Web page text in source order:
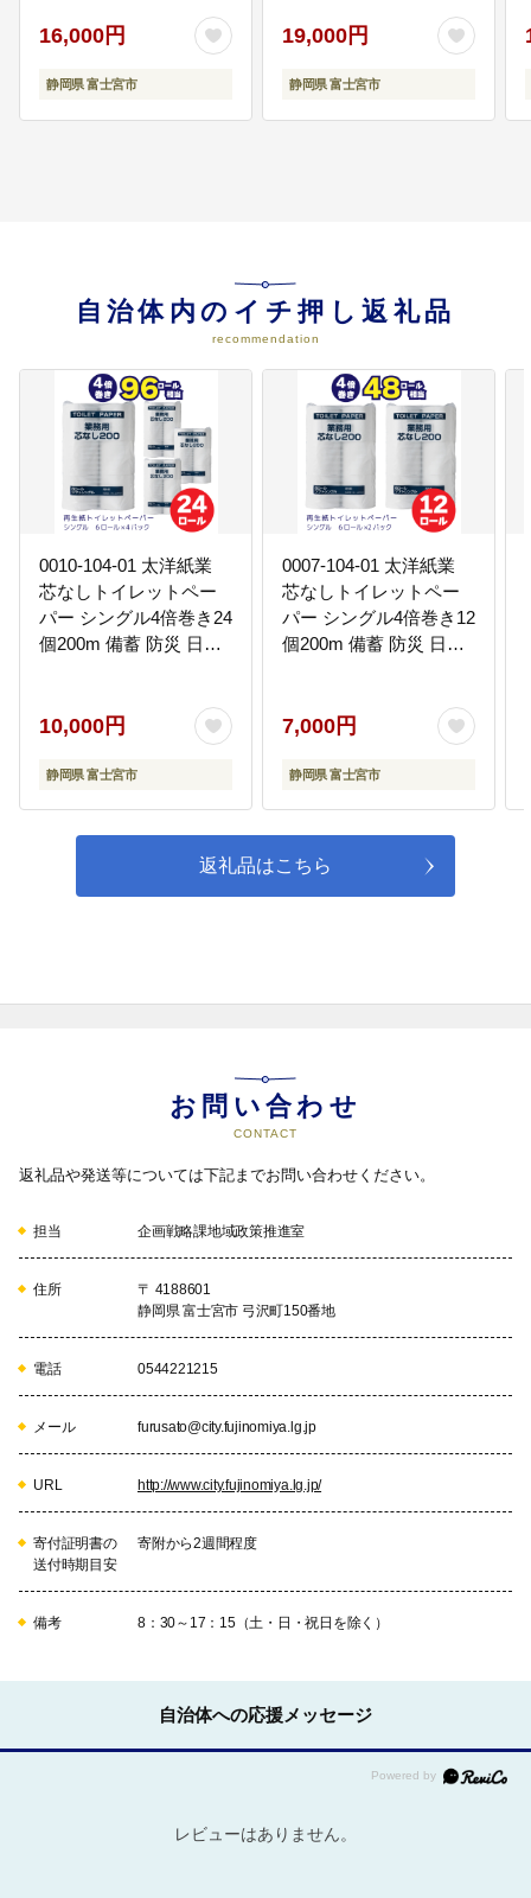
ちづくり（都市整備）
富士山の魅力を発揮した快適なま
ちづくり
市民と一緒に取り組むまちづくり
（市民参加・行財政）
市民と一緒に取り組むまちづくり
100％ 香りつき 日用品
16,000円
静岡県 富士宮市
消耗品 生活必需品
19,000円
静岡県 富士宮市
自治体内のイチ押し返礼品
recommendation
0010-104-01 太洋紙業
芯なしトイレットペー
パー シングル4倍巻き24
個200m 備蓄 防災 日用
10,000円
静岡県 富士宮市
0007-104-01 太洋紙業
芯なしトイレットペー
パー シングル4倍巻き12
個200m 備蓄 防災 日用
7,000円
静岡県 富士宮市
返礼品はこちら
お問い合わせ
CONTACT
返礼品や発送等については下記までお問い合わせください。
担当 企画戦略課地域政策推進室
住所
〒 4188601
静岡県 富士宮市 弓沢町150番地
電話 0544221215
メール furusato@city.fujinomiya.lg.jp
URL http://www.city.fujinomiya.lg.jp/
寄付証明書の
送付時期目安
寄附から2週間程度
備考 8：30～17：15（土・日・祝日を除く）
自治体への応援メッセージ
レビューはありません。